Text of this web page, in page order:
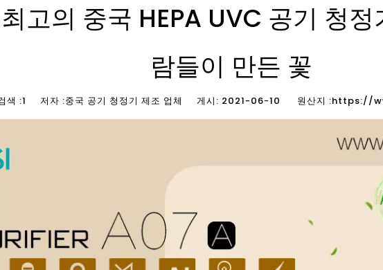
고의 중국 HEPA UVC 공기 청
람들이 만든 꽃
색 :1 저자 :중국 공기 청정기 제조 업체 게시: 2021-06-10 원산지 :https://